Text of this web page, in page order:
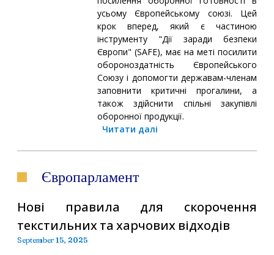
усьому Європейському союзі. Цей
крок вперед, який є частиною
інструменту "Дії заради безпеки
Європи" (SAFE), має на меті посилити
обороноздатність Європейського
Союзу і допомогти державам-членам
заповнити критичні прогалини, а
також здійснити спільні закупівлі
оборонної продукції.
Читати далі
Європарламент
Нові правила для скорочення
текстильних та харчових відходів
September 15, 2025